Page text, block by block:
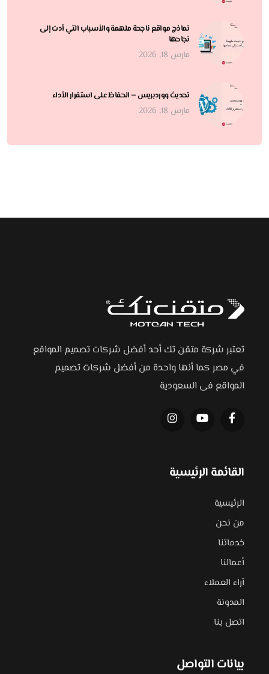
نماذج مواقع ناجحة ملهمة والأسباب التي أدت إلى
نجاحها
مارس 18, 2026
تحديث ووردبريس = الحفاظ على استقرار الأداء
مارس 18, 2026
تعتبر شركة متقن تك أحد أفضل شركات تصميم المواقع
في مصر كما أنها واحدة من أفضل شركات تصميم
المواقع فى السعودية
القائمة الرئيسية
الرئيسية
من نحن
خدماتنا
أعمالنا
آراء العملاء
المدونة
اتصل بنا
بيانات التواصل